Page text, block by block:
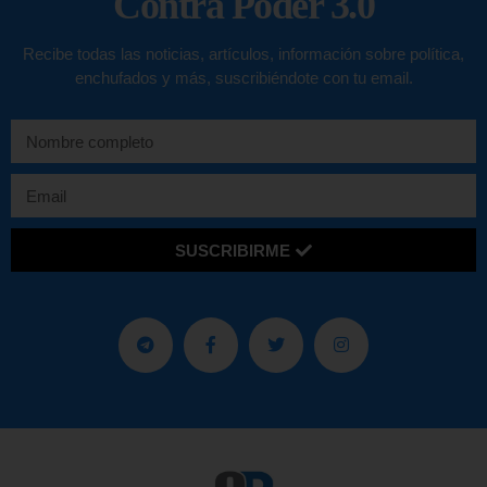
Recibe todas las noticias, artículos, información sobre política,
enchufados y más, suscribiéndote con tu email.
SUSCRIBIRME